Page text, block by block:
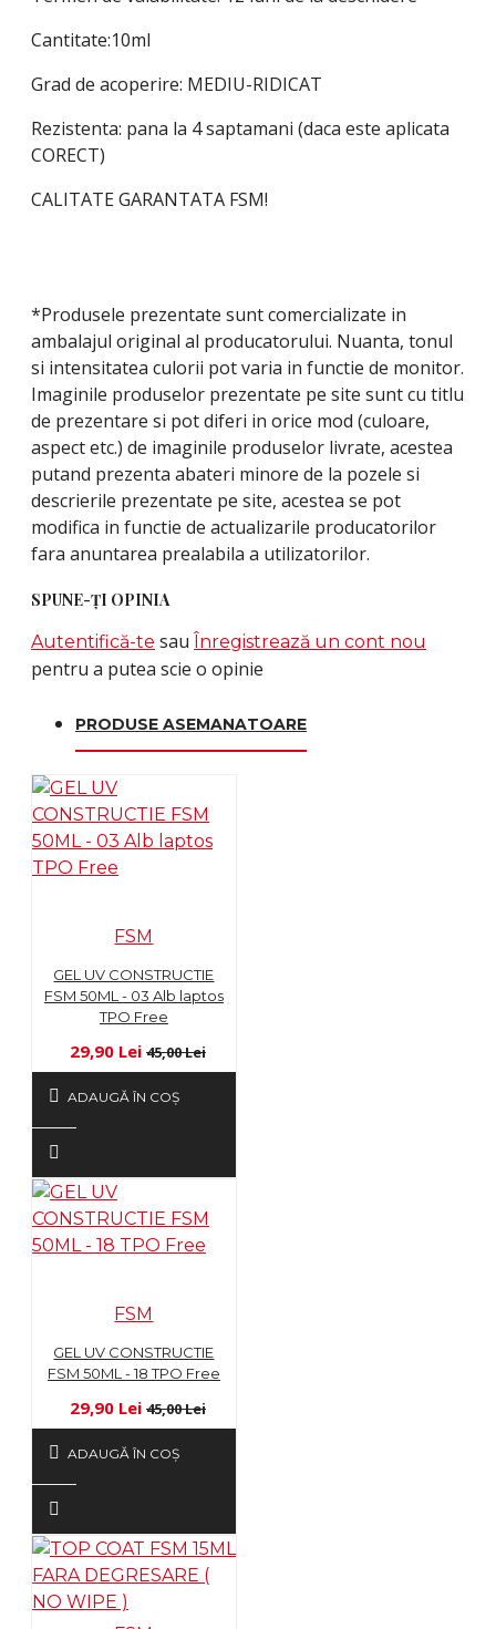
Cantitate:10ml
Grad de acoperire: MEDIU-RIDICAT
Rezistenta: pana la 4 saptamani (daca este aplicata
CORECT)
CALITATE GARANTATA FSM!
*Produsele prezentate sunt comercializate in
ambalajul original al producatorului. Nuanta, tonul
si intensitatea culorii pot varia in functie de monitor.
Imaginile produselor prezentate pe site sunt cu titlu
de prezentare si pot diferi in orice mod (culoare,
aspect etc.) de imaginile produselor livrate, acestea
putand prezenta abateri minore de la pozele si
descrierile prezentate pe site, acestea se pot
modifica in functie de actualizarile producatorilor
fara anuntarea prealabila a utilizatorilor.
SPUNE-ŢI OPINIA
Autentifică-te sau Înregistrează un cont nou
pentru a putea scie o opinie
PRODUSE ASEMANATOARE
FSM
GEL UV CONSTRUCTIE
FSM 50ML - 03 Alb laptos
TPO Free
29,90 Lei 45,00 Lei
ADAUGĂ ÎN COŞ
FSM
GEL UV CONSTRUCTIE
FSM 50ML - 18 TPO Free
29,90 Lei 45,00 Lei
ADAUGĂ ÎN COŞ